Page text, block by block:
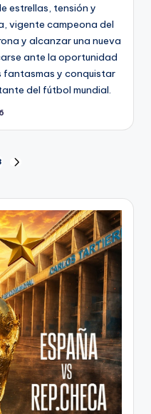
estrellas, tensión y
vigente campeona del
y alcanzar una nueva
ante la oportunidad
fantasmas y conquistar
del fútbol mundial.